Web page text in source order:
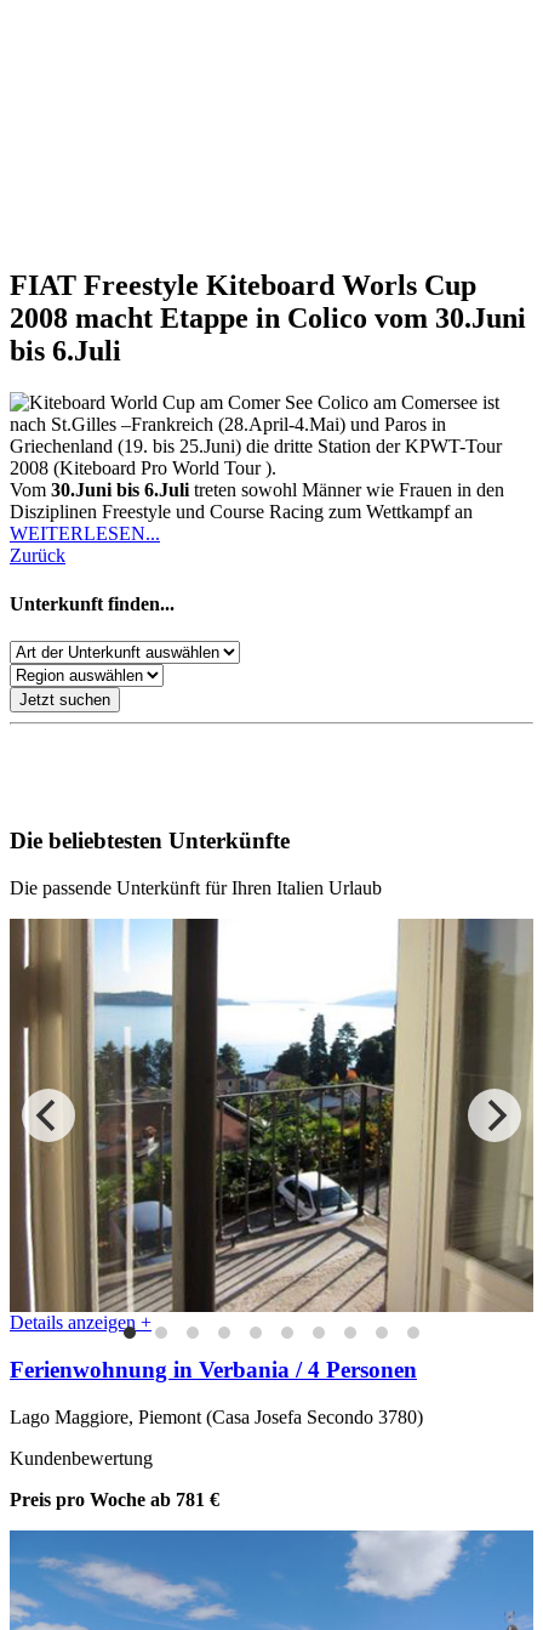
FIAT Freestyle Kiteboard Worls Cup
2008 macht Etappe in Colico vom 30.Juni
bis 6.Juli
Colico am Comersee ist
nach St.Gilles –Frankreich (28.April-4.Mai) und Paros in
Griechenland (19. bis 25.Juni) die dritte Station der KPWT-Tour
2008 (Kiteboard Pro World Tour ).
Vom 30.Juni bis 6.Juli treten sowohl Männer wie Frauen in den
Disziplinen Freestyle und Course Racing zum Wettkampf an
WEITERLESEN...
Zurück
Unterkunft finden...
Jetzt suchen
Die beliebtesten Unterkünfte
Die passende Unterkünft für Ihren Italien Urlaub
Details anzeigen +
Ferienwohnung in Verbania / 4 Personen
Lago Maggiore, Piemont (Casa Josefa Secondo 3780)
Kundenbewertung
Preis pro Woche ab 781 €